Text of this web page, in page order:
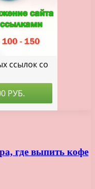
где выпить кофе